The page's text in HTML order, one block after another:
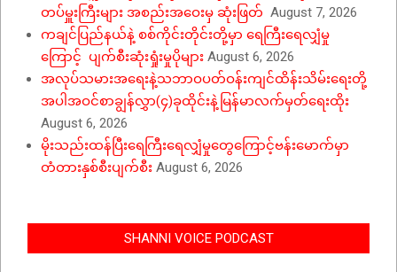
တပ်မှူးကြီးများ အစည်းအဝေးမှ ဆုံးဖြတ် August 7, 2026
ကချင်ပြည်နယ်နဲ့ စစ်ကိုင်းတိုင်းတို့မှာ ရေကြီးရေလျှံမှု
ကြောင့် ပျက်စီးဆုံးရှုံးမှုပိုများ August 6, 2026
အလုပ်သမားအရေးနဲ့သဘာဝပတ်ဝန်းကျင်ထိန်းသိမ်းရေးတို့
အပါအဝင်စာချွန်လွှာ(၄)ခုထိုင်းနဲ့မြန်မာလက်မှတ်ရေးထိုး
August 6, 2026
မိုးသည်းထန်ပြီးရေကြီးရေလျှံမှုတွေကြောင့်ဗန်းမောက်မှာ
တံတားနှစ်စီးပျက်စီး August 6, 2026
SHANNI VOICE PODCAST